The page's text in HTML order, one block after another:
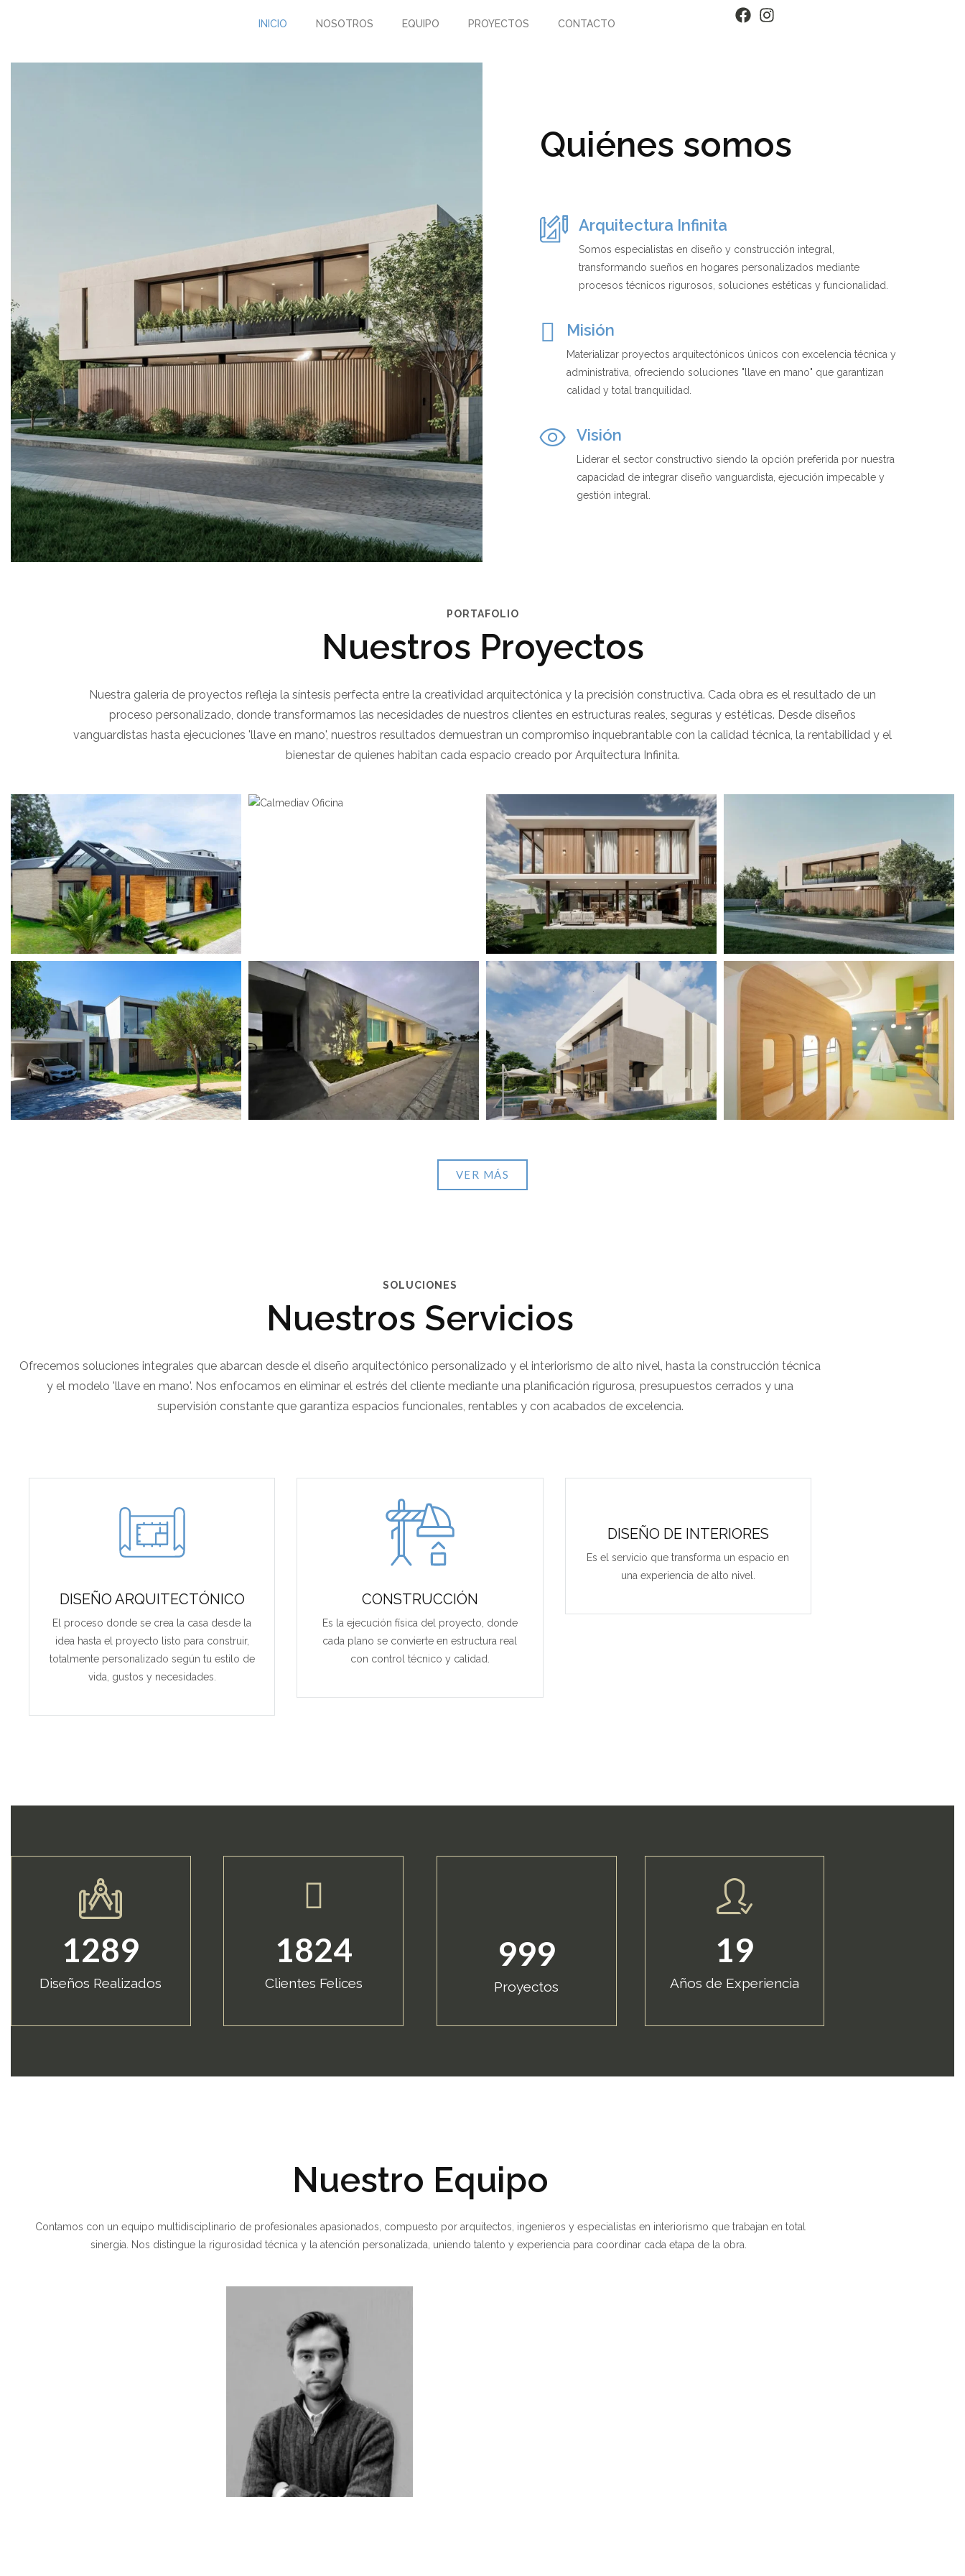
INICIO NOSOTROS EQUIPO PROYECTOS CONTACTO
Quiénes somos
Arquitectura Infinita
Somos especialistas en diseño y construcción integral,
transformando sueños en hogares personalizados mediante
procesos técnicos rigurosos, soluciones estéticas y funcionalidad.
Misión
Materializar proyectos arquitectónicos únicos con excelencia técnica y
administrativa, ofreciendo soluciones "llave en mano" que garantizan
calidad y total tranquilidad.
Visión
Liderar el sector constructivo siendo la opción preferida por nuestra
capacidad de integrar diseño vanguardista, ejecución impecable y
gestión integral.
PORTAFOLIO
Nuestros Proyectos
Nuestra galería de proyectos refleja la síntesis perfecta entre la creatividad arquitectónica y la precisión constructiva. Cada obra es el resultado de un
proceso personalizado, donde transformamos las necesidades de nuestros clientes en estructuras reales, seguras y estéticas. Desde diseños
vanguardistas hasta ejecuciones 'llave en mano', nuestros resultados demuestran un compromiso inquebrantable con la calidad técnica, la rentabilidad y el
bienestar de quienes habitan cada espacio creado por Arquitectura Infinita.
View portfolio: Black House
Black House
View portfolio: Calmediav Oficina View portfolio: Casa Mirador
Casa Mirador
View portfolio: Casa Wolter View portfolio: Pacific View
Pacific View
View portfolio: Punta Cana
Punta Cana
View portfolio: SEK Valles
SEK Valles
VER MÁS
SOLUCIONES
Nuestros Servicios
Ofrecemos soluciones integrales que abarcan desde el diseño arquitectónico personalizado y el interiorismo de alto nivel, hasta la construcción técnica
y el modelo 'llave en mano'. Nos enfocamos en eliminar el estrés del cliente mediante una planificación rigurosa, presupuestos cerrados y una
supervisión constante que garantiza espacios funcionales, rentables y con acabados de excelencia.
DISEÑO ARQUITECTÓNICO
El proceso donde se crea la casa desde la
idea hasta el proyecto listo para construir,
totalmente personalizado según tu estilo de
vida, gustos y necesidades.
CONSTRUCCIÓN
Es la ejecución física del proyecto, donde
cada plano se convierte en estructura real
con control técnico y calidad.
DISEÑO DE INTERIORES
Es el servicio que transforma un espacio en
una experiencia de alto nivel.
Diseños Realizados
1289
Clientes Felices
1824
Proyectos
999
Años de Experiencia
19
Nuestro Equipo
Contamos con un equipo multidisciplinario de profesionales apasionados, compuesto por arquitectos, ingenieros y especialistas en interiorismo que trabajan en total
sinergia. Nos distingue la rigurosidad técnica y la atención personalizada, uniendo talento y experiencia para coordinar cada etapa de la obra.